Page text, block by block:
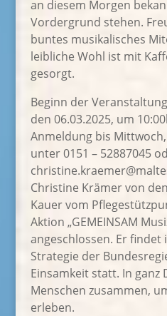
an diesem Morgen
Vordergrund stehen.
buntes musikalisches
leibliche Wohl ist mit
gesorgt.
Beginn der
den 06.03.2025, um
Anmeldung bis
unter 0151 – 52887045
Christine Krämer von
Kauer vom
Aktion „GEMEINSAM
angeschlossen. Er findet
Strategie der
Einsamkeit statt. In
Menschen zusammen,
erleben.